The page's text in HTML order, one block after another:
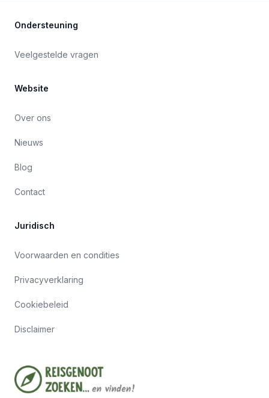
Ondersteuning
Veelgestelde vragen
Website
Over ons
Nieuws
Blog
Contact
Juridisch
Voorwaarden en condities
Privacyverklaring
Cookiebeleid
Disclaimer